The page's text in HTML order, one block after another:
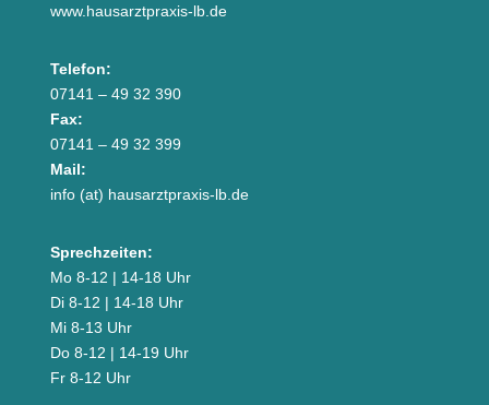
www.hausarztpraxis-lb.de
Telefon:
07141 – 49 32 390
Fax:
07141 – 49 32 399
Mail:
info (at) hausarztpraxis-lb.de
Sprechzeiten:
Mo 8-12 | 14-18 Uhr
Di 8-12 | 14-18 Uhr
Mi 8-13 Uhr
Do 8-12 | 14-19 Uhr
Fr 8-12 Uhr